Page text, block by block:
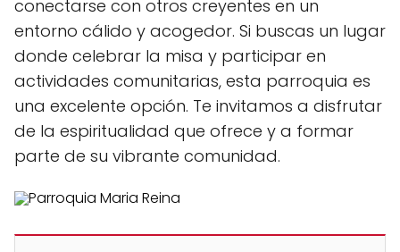
conectarse con otros creyentes en un
entorno cálido y acogedor. Si buscas un lugar
donde celebrar la misa y participar en
actividades comunitarias, esta parroquia es
una excelente opción. Te invitamos a disfrutar
de la espiritualidad que ofrece y a formar
parte de su vibrante comunidad.